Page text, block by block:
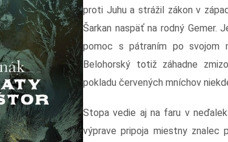
proti Juhu a strážil zákon v
Šarkan naspäť na rodný Gemer.
pomoc s pátraním po svojom
Belohorský totiž záhadne
pokladu červených mníchov
Stopa vedie aj na faru v
výprave pripoja miestny znalec